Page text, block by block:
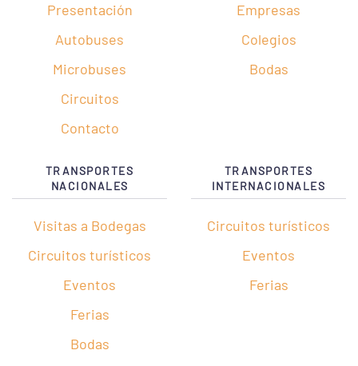
Presentación
Autobuses
Microbuses
Circuitos
Contacto
Empresas
Colegios
Bodas
TRANSPORTES
NACIONALES
Visitas a Bodegas
Circuitos turísticos
Eventos
Ferias
Bodas
TRANSPORTES
INTERNACIONALES
Circuitos turísticos
Eventos
Ferias